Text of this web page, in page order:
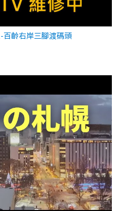
百齡右岸三腳渡碼頭